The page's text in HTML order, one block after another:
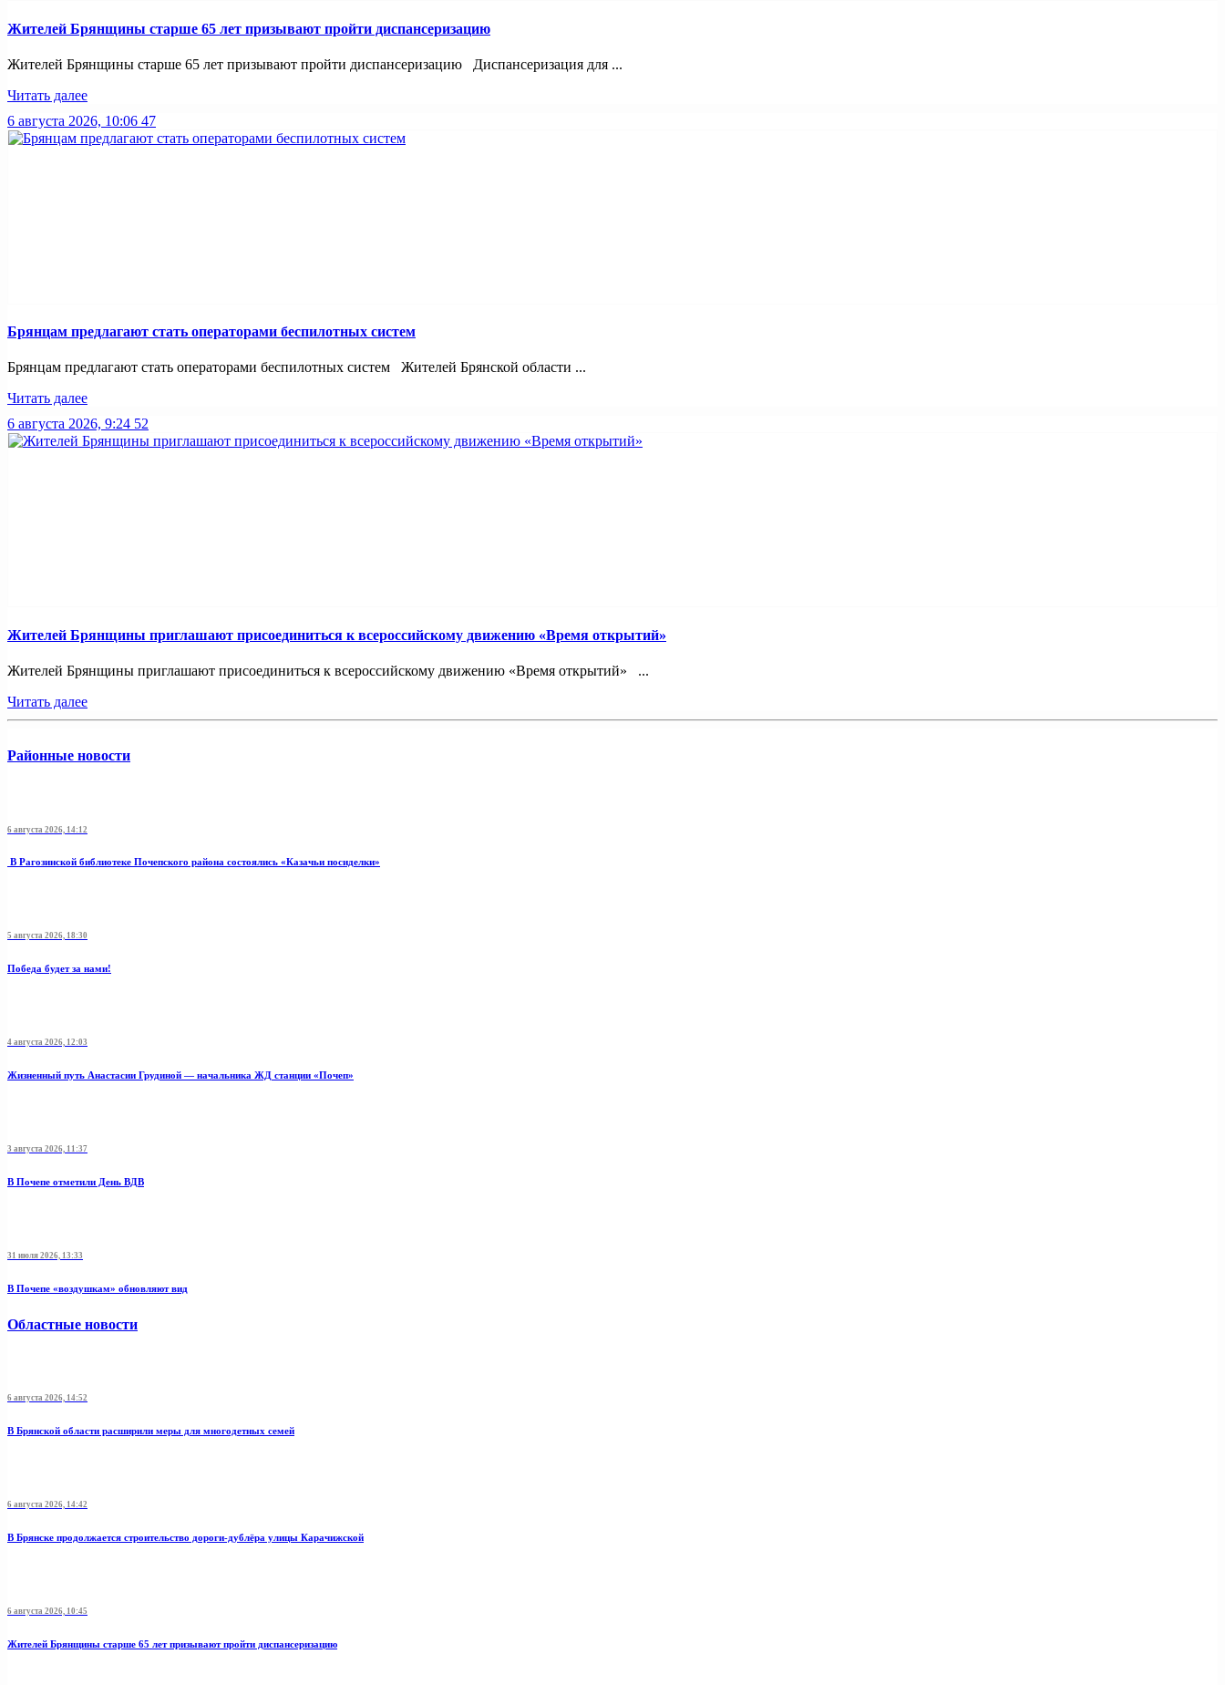
Жителей Брянщины старше 65 лет призывают пройти диспансеризацию
Жителей Брянщины старше 65 лет призывают пройти диспансеризацию Диспансеризация для ...
Читать далее
6 августа 2026, 10:06 47
Брянцам предлагают стать оперaторами бeспилотных систeм
Брянцам предлагают стать оперaторами бeспилотных систeм Жителей Брянской области ...
Читать далее
6 августа 2026, 9:24 52
Жителей Брянщины приглашают присоединиться к всероссийскому движению «Время открытий»
Жителей Брянщины приглашают присоединиться к всероссийскому движению «Время открытий» ...
Читать далее
Районные новости
6 августа 2026, 14:12
В Рагозинской библиотеке Почепского района состоялись «Казачьи посиделки»
5 августа 2026, 18:30
Победа будет за нами!
4 августа 2026, 12:03
Жизненный путь Анастасии Грудиной — начальника ЖД станции «Почеп»
3 августа 2026, 11:37
В Почепе отметили День ВДВ
31 июля 2026, 13:33
В Почепе «воздушкам» обновляют вид
Областные новости
6 августа 2026, 14:52
В Брянской области расширили меры для многодетных семей
6 августа 2026, 14:42
В Брянске продолжается строительство дороги-дублёра улицы Карачижской
6 августа 2026, 10:45
Жителей Брянщины старше 65 лет призывают пройти диспансеризацию